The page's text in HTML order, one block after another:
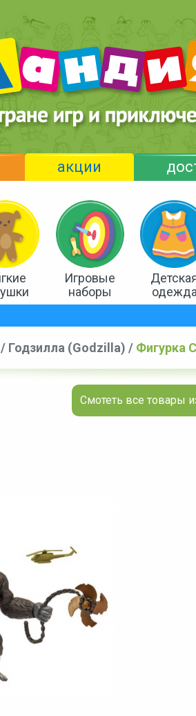
акции
Игровые
наборы
одежда
/ Годзилла (Godzilla) / Фигурка
Смотеть все товары